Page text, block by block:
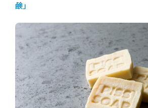
鹸」